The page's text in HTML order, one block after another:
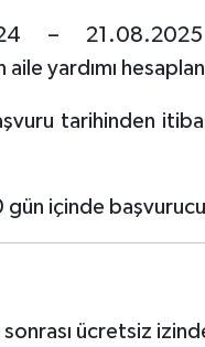
– 21.08.2025
aile yardımı
tarihinden
içinde
sonrası ücretsiz